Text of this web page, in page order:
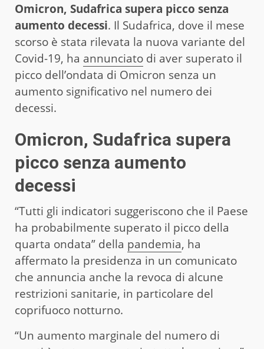
Omicron, Sudafrica supera picco senza
aumento decessi. Il Sudafrica, dove il mese
scorso è stata rilevata la nuova variante del
Covid-19, ha annunciato di aver superato il
picco dell’ondata di Omicron senza un
aumento significativo nel numero dei
decessi.
Omicron, Sudafrica supera
picco senza aumento
decessi
“Tutti gli indicatori suggeriscono che il Paese
ha probabilmente superato il picco della
quarta ondata” della pandemia, ha
affermato la presidenza in un comunicato
che annuncia anche la revoca di alcune
restrizioni sanitarie, in particolare del
coprifuoco notturno.
“Un aumento marginale del numero di